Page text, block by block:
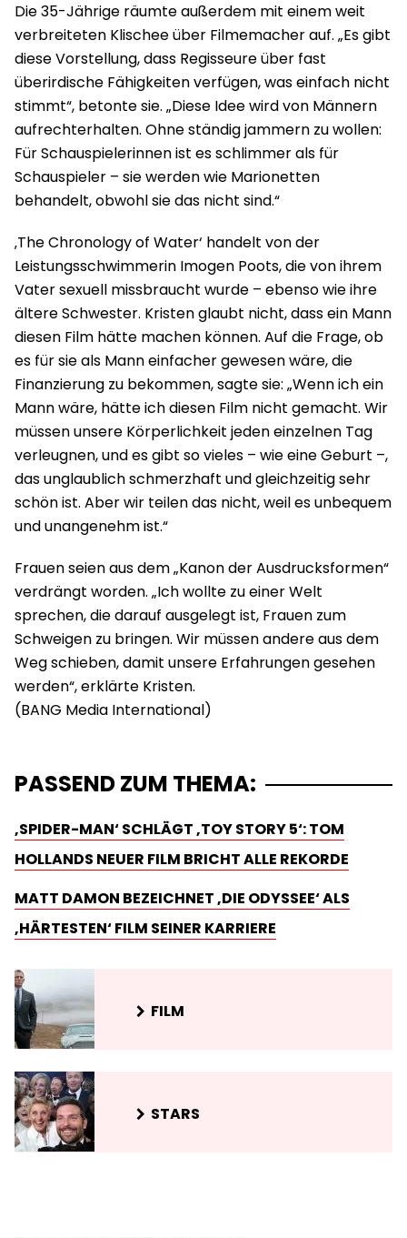
Die 35-Jährige räumte außerdem mit einem weit
verbreiteten Klischee über Filmemacher auf. „Es gibt
diese Vorstellung, dass Regisseure über fast
überirdische Fähigkeiten verfügen, was einfach nicht
stimmt“, betonte sie. „Diese Idee wird von Männern
aufrechterhalten. Ohne ständig jammern zu wollen:
Für Schauspielerinnen ist es schlimmer als für
Schauspieler – sie werden wie Marionetten
behandelt, obwohl sie das nicht sind.“
‚The Chronology of Water‘ handelt von der
Leistungsschwimmerin Imogen Poots, die von ihrem
Vater sexuell missbraucht wurde – ebenso wie ihre
ältere Schwester. Kristen glaubt nicht, dass ein Mann
diesen Film hätte machen können. Auf die Frage, ob
es für sie als Mann einfacher gewesen wäre, die
Finanzierung zu bekommen, sagte sie: „Wenn ich ein
Mann wäre, hätte ich diesen Film nicht gemacht. Wir
müssen unsere Körperlichkeit jeden einzelnen Tag
verleugnen, und es gibt so vieles – wie eine Geburt –,
das unglaublich schmerzhaft und gleichzeitig sehr
schön ist. Aber wir teilen das nicht, weil es unbequem
und unangenehm ist.“
Frauen seien aus dem „Kanon der Ausdrucksformen“
verdrängt worden. „Ich wollte zu einer Welt
sprechen, die darauf ausgelegt ist, Frauen zum
Schweigen zu bringen. Wir müssen andere aus dem
Weg schieben, damit unsere Erfahrungen gesehen
werden“, erklärte Kristen.
PASSEND ZUM THEMA:
‚SPIDER-MAN‘ SCHLÄGT ‚TOY STORY 5‘: TOM
HOLLANDS NEUER FILM BRICHT ALLE REKORDE
MATT DAMON BEZEICHNET ‚DIE ODYSSEE‘ ALS
‚HÄRTESTEN‘ FILM SEINER KARRIERE
FILM
STARS